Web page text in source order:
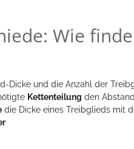
Wie
Dicke und die Anzahl der
Kettenteilung den
die Dicke eines Treibglieds mit